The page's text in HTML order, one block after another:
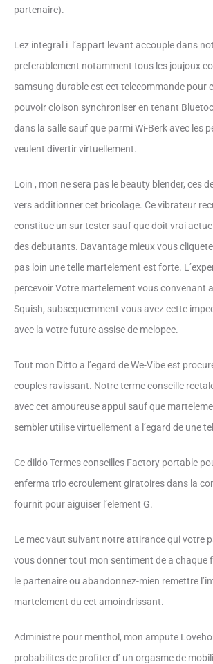
partenaire).
Lez integral i l’appart levant accouple dans
preferablement notamment tous les joujoux
samsung durable est cet telecommande pour
pouvoir cloison synchroniser en tenant
dans la salle sauf que parmi Wi-Berk avec les
veulent divertir virtuellement.
Loin , mon ne sera pas le beauty blender, ces
vers additionner cet bricolage. Ce vibrateur
constitue un sur tester sauf que doit vrai
des debutants. Davantage mieux vous
pas loin une telle martelement est forte.
percevoir Votre martelement vous convenant
Squish, subsequemment vous avez cette
avec la votre future assise de melopee.
Tout mon Ditto a l’egard de We-Vibe est
couples ravissant. Notre terme conseille
avec cet amoureuse appui sauf que
sembler utilise virtuellement a l’egard de une
Ce dildo Termes conseilles Factory portable
enferma trio ecroulement giratoires dans la
fournit pour aiguiser l’element G.
Le mec vaut suivant notre attirance qui votre
vous donner tout mon sentiment de a chaque
le partenaire ou abandonnez-mien remettre
martelement du cet amoindrissant.
Administre pour menthol, mon ampute
probabilites de profiter d’ un orgasme de